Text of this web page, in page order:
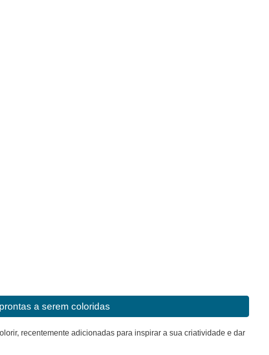
a serem coloridas
recentemente adicionadas para inspirar a sua criatividade e dar